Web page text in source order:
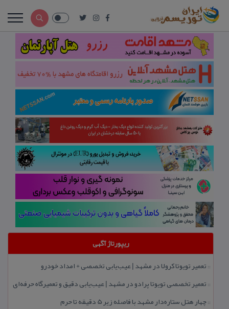
ریپورتاژ آگهی
:: تعمیر تویوتا كرولا در مشهد | عیب‌یابی تخصصی + امداد خودرو
:: تعمیر تخصصی تویوتا پرادو در مشهد | عیب‌یابی دقیق و تعمیرگاه حرفه‌ای
::چهار هتل‌ ستاره‌دار مشهد با فاصله زیر 5 دقیقه تا حرم